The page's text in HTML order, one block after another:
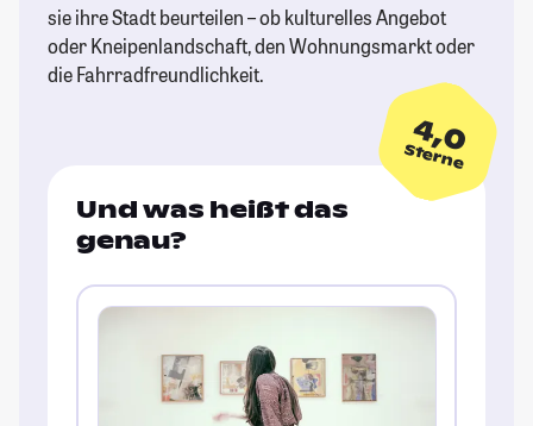
sie ihre Stadt beurteilen – ob kulturelles Angebot
oder Kneipenlandschaft, den Wohnungsmarkt oder
die Fahrradfreundlichkeit.
4,0
Sterne
Und was heißt das
genau?